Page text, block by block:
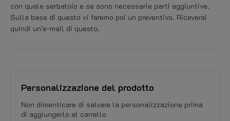
con quale serbatoio e se sono necessarie parti aggiuntive.
Sulla base di questo vi faremo poi un preventivo. Riceverai
quindi un'e-mail di questo.
Personalizzazione del prodotto
Non dimenticare di salvare la personalizzazione prima
di aggiungerlo al carrello